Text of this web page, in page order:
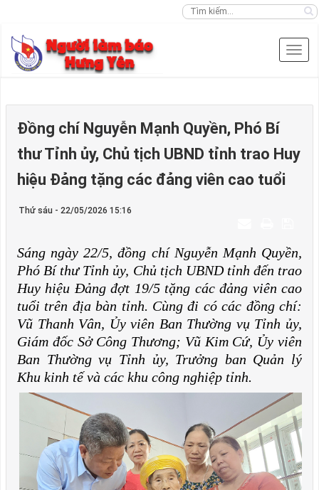
Đồng chí Nguyễn Mạnh Quyền, Phó Bí
thư Tỉnh ủy, Chủ tịch UBND tỉnh trao Huy
hiệu Đảng tặng các đảng viên cao tuổi
Thứ sáu - 22/05/2026 15:16
Sáng ngày 22/5, đồng chí Nguyễn Mạnh Quyền,
Phó Bí thư Tỉnh ủy, Chủ tịch UBND tỉnh đến trao
Huy hiệu Đảng đợt 19/5 tặng các đảng viên cao
tuổi trên địa bàn tỉnh. Cùng đi có các đồng chí:
Vũ Thanh Vân, Ủy viên Ban Thường vụ Tỉnh ủy,
Giám đốc Sở Công Thương; Vũ Kim Cứ, Ủy viên
Ban Thường vụ Tỉnh ủy, Trưởng ban Quản lý
Khu kinh tế và các khu công nghiệp tỉnh.